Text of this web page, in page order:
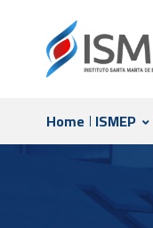
Home ISMEP